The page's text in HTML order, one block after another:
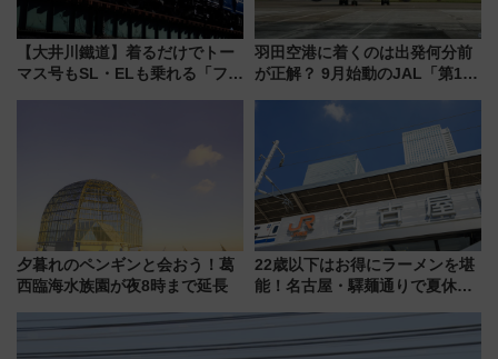
【大井川鐵道】着るだけでトー
マス号もSL・ELも乗れる「フリ
羽田空港に着くのは出発何分前
が正解？ 9月始動のJAL「第1タ
歩1キロ超え！ 知っておきたい
変更点まとめ
夕暮れのペンギンと会おう！葛
西臨海水族園が夜8時まで延長
22歳以下はお得にラーメンを堪
能！名古屋・驛麺通りで夏休み